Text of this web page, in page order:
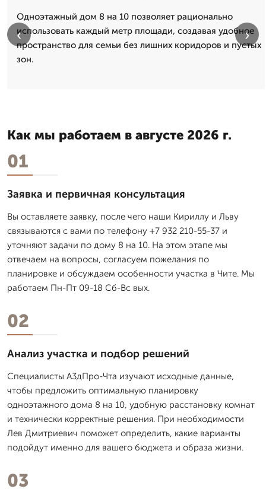
Одноэтажный дом 8 на 10 позволяет рационально
использовать каждый метр площади, создавая удобное
пространство для семьи без лишних коридоров и пустых
зон.
‹ ›
Как мы работаем в августе 2026 г.
01
Заявка и первичная консультация
Вы оставляете заявку, после чего наши Кириллу и Льву
связываются с вами по телефону +7 932 210-55-37 и
уточняют задачи по дому 8 на 10. На этом этапе мы
отвечаем на вопросы, согласуем пожелания по
планировке и обсуждаем особенности участка в Чите. Мы
работаем Пн-Пт 09-18 Сб-Вс вых.
02
Анализ участка и подбор решений
Специалисты А3дПро-Чта изучают исходные данные,
чтобы предложить оптимальную планировку
одноэтажного дома 8 на 10, удобную расстановку комнат
и технически корректные решения. При необходимости
Лев Дмитpиевич поможет определить, какие варианты
подойдут именно для вашего бюджета и образа жизни.
03